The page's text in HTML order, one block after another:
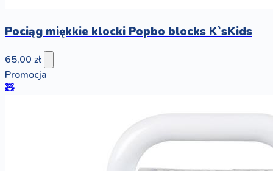
Pociąg miękkie klocki Popbo blocks K`sKids
65,00 zł
Promocja
🧸